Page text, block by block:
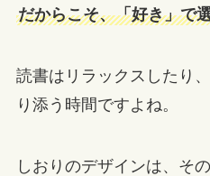
だからこそ、「好き」で
読書はリラックスしたり
り添う時間ですよね。
しおりのデザインは、そ